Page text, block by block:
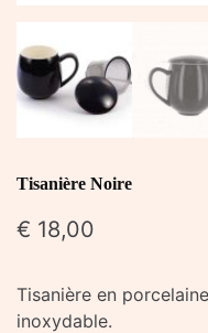
Tisanière Noire
€ 18,00
Tisanière en
inoxydable.